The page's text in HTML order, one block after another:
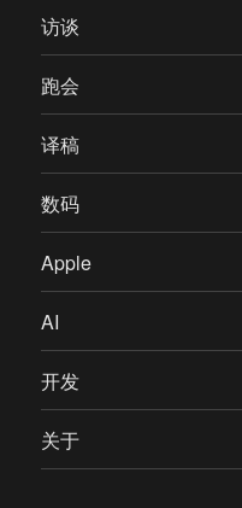
访谈
跑会
译稿
数码
Apple
AI
开发
关于